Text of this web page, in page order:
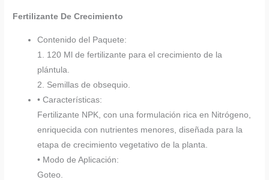
Fertilizante De Crecimiento
Contenido del Paquete:
1. 120 Ml de fertilizante para el crecimiento de la
plántula.
2. Semillas de obsequio.
• Características:
Fertilizante NPK, con una formulación rica en Nitrógeno,
enriquecida con nutrientes menores, diseñada para la
etapa de crecimiento vegetativo de la planta.
• Modo de Aplicación:
Goteo.